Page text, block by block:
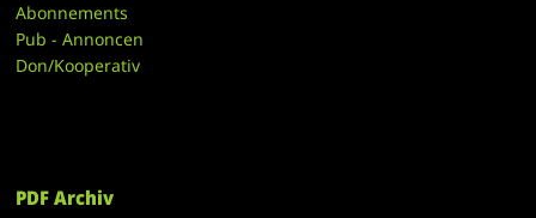
Abonnements
Pub - Annoncen
Don/Kooperativ
PDF Archiv